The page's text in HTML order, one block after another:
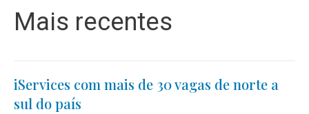
Mais recentes
iServices com mais de 30 vagas de norte a
sul do país